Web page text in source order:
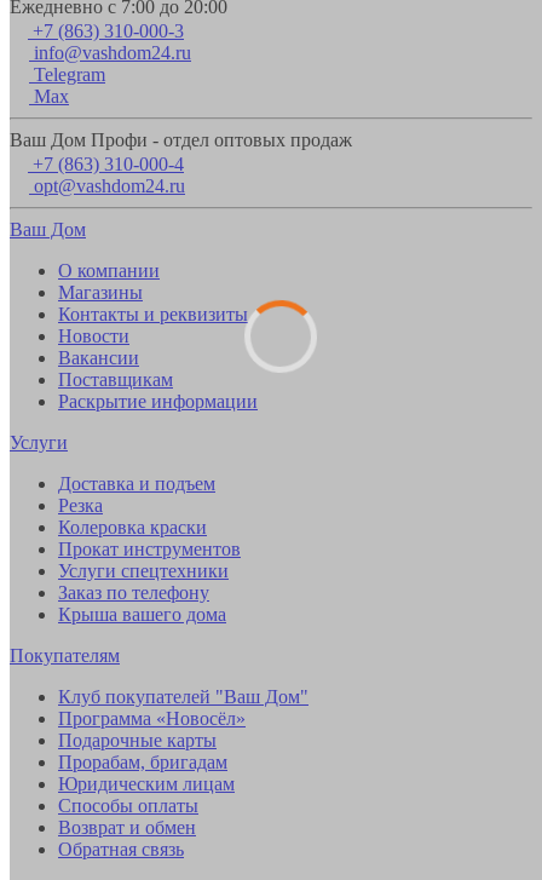
Ежедневно с 7:00 до 20:00
+7 (863) 310-000-3
info@vashdom24.ru
Telegram
Max
Ваш Дом Профи - отдел оптовых продаж
+7 (863) 310-000-4
opt@vashdom24.ru
Ваш Дом
О компании
Магазины
Контакты и реквизиты
Новости
Вакансии
Поставщикам
Раскрытие информации
Услуги
Доставка и подъем
Резка
Колеровка краски
Прокат инструментов
Услуги спецтехники
Заказ по телефону
Крыша вашего дома
Покупателям
Клуб покупателей "Ваш Дом"
Программа «Новосёл»
Подарочные карты
Прорабам, бригадам
Юридическим лицам
Способы оплаты
Возврат и обмен
Обратная связь